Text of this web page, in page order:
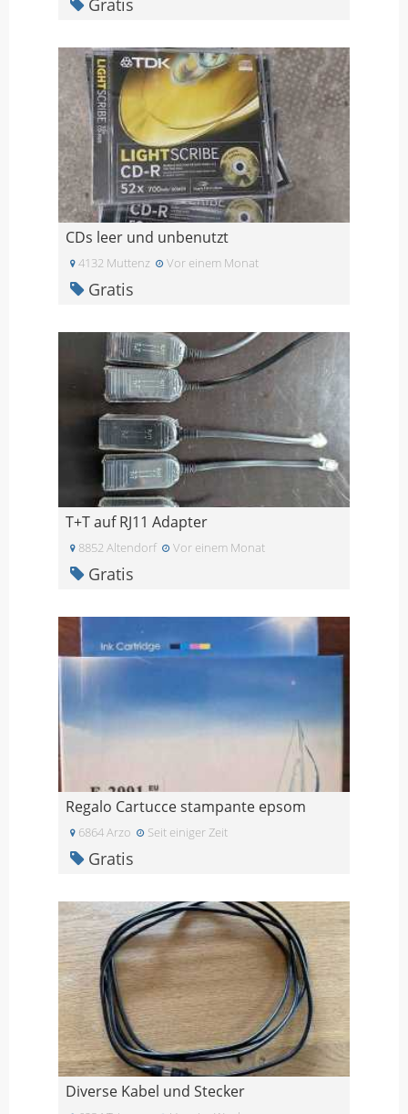
CDs leer und unbenutzt
4132 Muttenz Vor einem Monat
Gratis
T+T auf RJ11 Adapter
8852 Altendorf Vor einem Monat
Gratis
Regalo Cartucce stampante epsom
6864 Arzo Seit einiger Zeit
Gratis
Diverse Kabel und Stecker